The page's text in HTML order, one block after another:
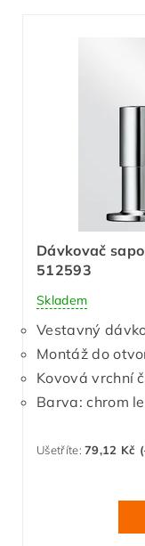
Dávkovač
512593
Skladem
Vestavný
Montáž do
Kovová vrchní
Barva: chrom
Ušetříte:79,12 Kč